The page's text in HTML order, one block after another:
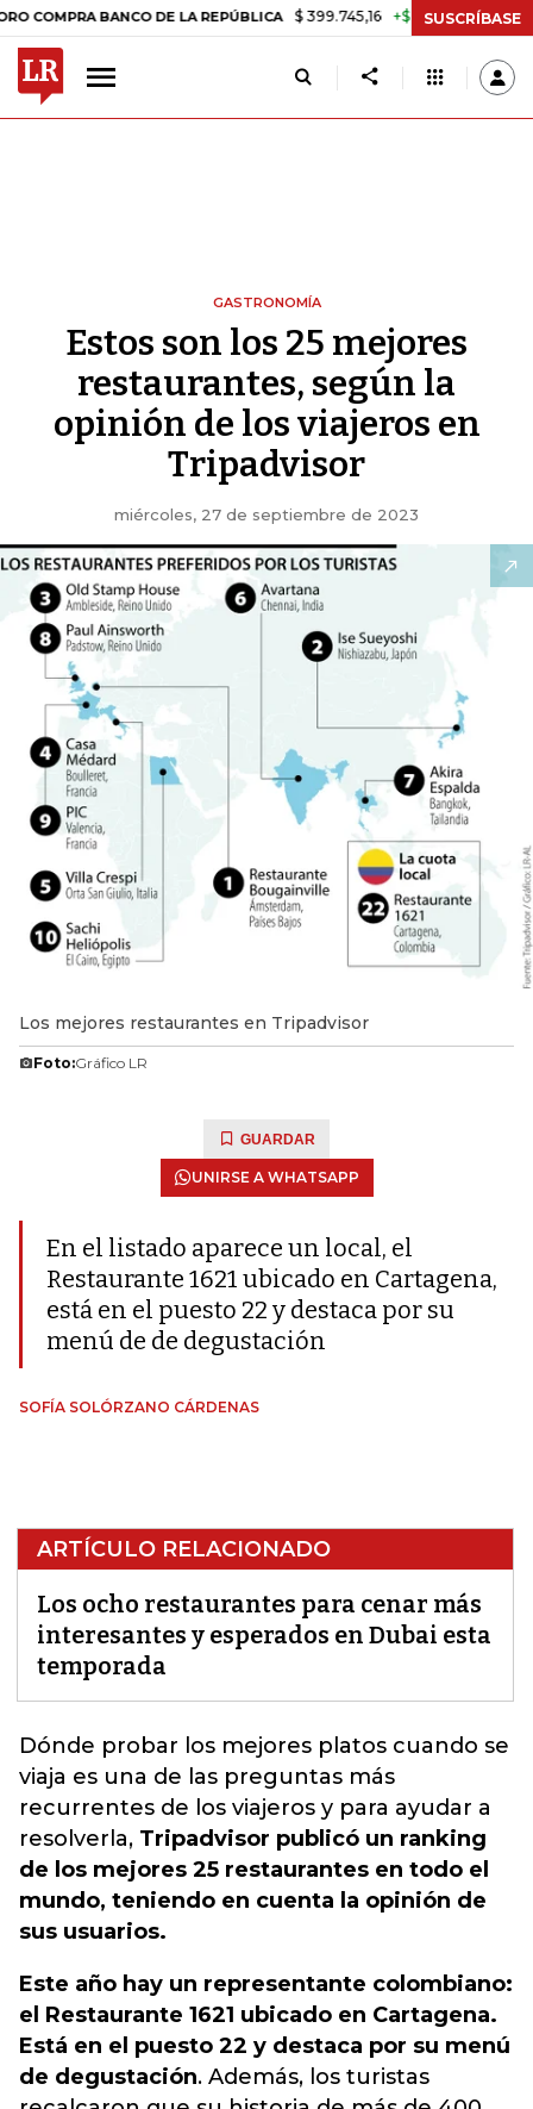
BANCO DE LA REPÚBLICA $ 399.745,16 +$ 2.295,71 +0,58% TASA
SUSCRÍBASE
GASTRONOMÍA
Estos son los 25 mejores
restaurantes, según la
opinión de los viajeros en
Tripadvisor
miércoles, 27 de septiembre de 2023
Los mejores restaurantes en Tripadvisor
Foto:Gráfico LR
GUARDAR
UNIRSE A WHATSAPP
En el listado aparece un local, el
Restaurante 1621 ubicado en Cartagena,
está en el puesto 22 y destaca por su
menú de de degustación
SOFÍA SOLÓRZANO CÁRDENAS
ARTÍCULO RELACIONADO
Los ocho restaurantes para cenar más
interesantes y esperados en Dubai esta
temporada
Dónde probar los mejores platos cuando se
viaja es una de las preguntas más
recurrentes de los viajeros y para ayudar a
resolverla, Tripadvisor publicó un ranking
de los mejores 25 restaurantes en todo el
mundo, teniendo en cuenta la opinión de
sus usuarios.
Este año hay un representante colombiano:
el Restaurante 1621 ubicado en Cartagena.
Está en el puesto 22 y destaca por su menú
de degustación. Además, los turistas